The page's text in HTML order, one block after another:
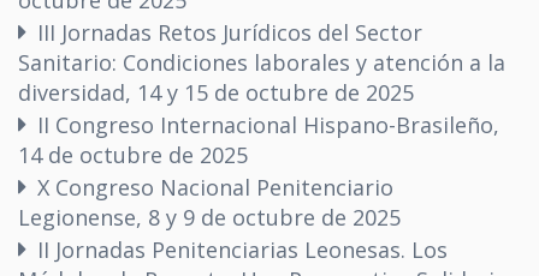
III Jornadas Retos Jurídicos del Sector
Sanitario: Condiciones laborales y atención a la
diversidad, 14 y 15 de octubre de 2025
II Congreso Internacional Hispano-Brasileño,
14 de octubre de 2025
X Congreso Nacional Penitenciario
Legionense, 8 y 9 de octubre de 2025
II Jornadas Penitenciarias Leonesas. Los